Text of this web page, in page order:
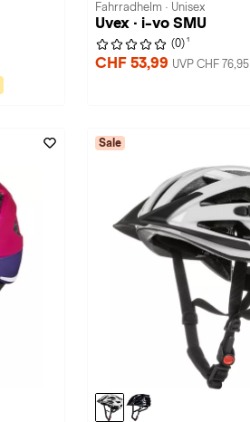
Fahrradhelm · Unisex
Uvex · i-vo SMU
(0) 1
CHF 53,99 UVP CHF 76,95
Sale